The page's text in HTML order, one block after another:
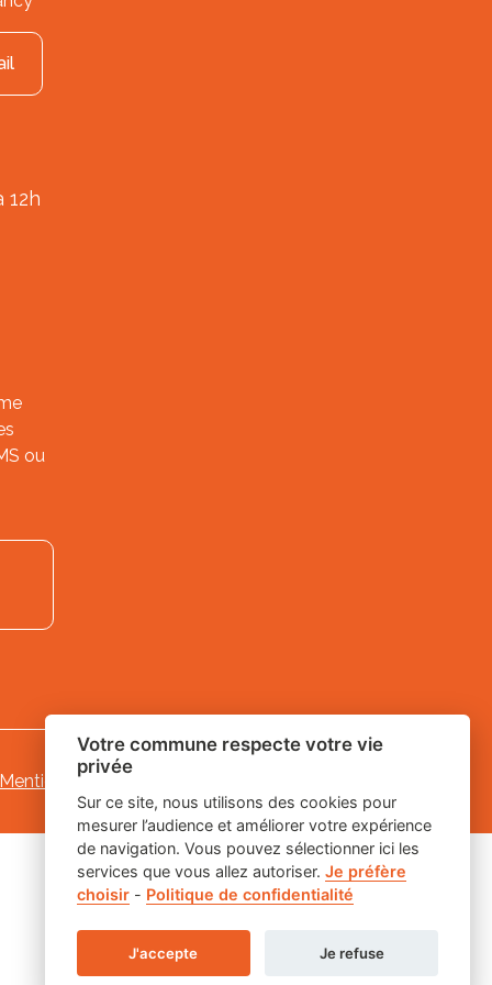
12h
ou
Mentions légales
Votre commune respecte votre vie
privée
Sur ce site, nous utilisons des cookies pour
mesurer l’audience et améliorer votre expérience
de navigation. Vous pouvez sélectionner ici les
services que vous allez autoriser. Je préfère
choisir- Politique de confidentialité
J'accepte Je refuse